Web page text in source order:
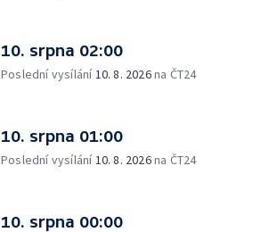
10. srpna 02:00
Poslední vysílání10. 8. 2026na ČT24
10. srpna 01:00
Poslední vysílání10. 8. 2026na ČT24
10. srpna 00:00